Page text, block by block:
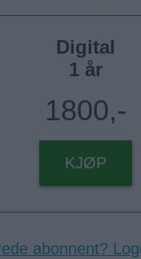
Digital
1 år
1800,-
KJØP
abonnent?